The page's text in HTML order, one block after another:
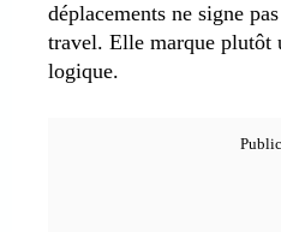
déplacements ne signe
travel. Elle marque plutôt
logique.